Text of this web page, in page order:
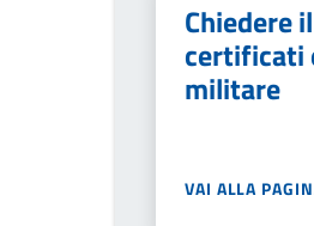
Chiedere
certificati
militare
VAI ALLA